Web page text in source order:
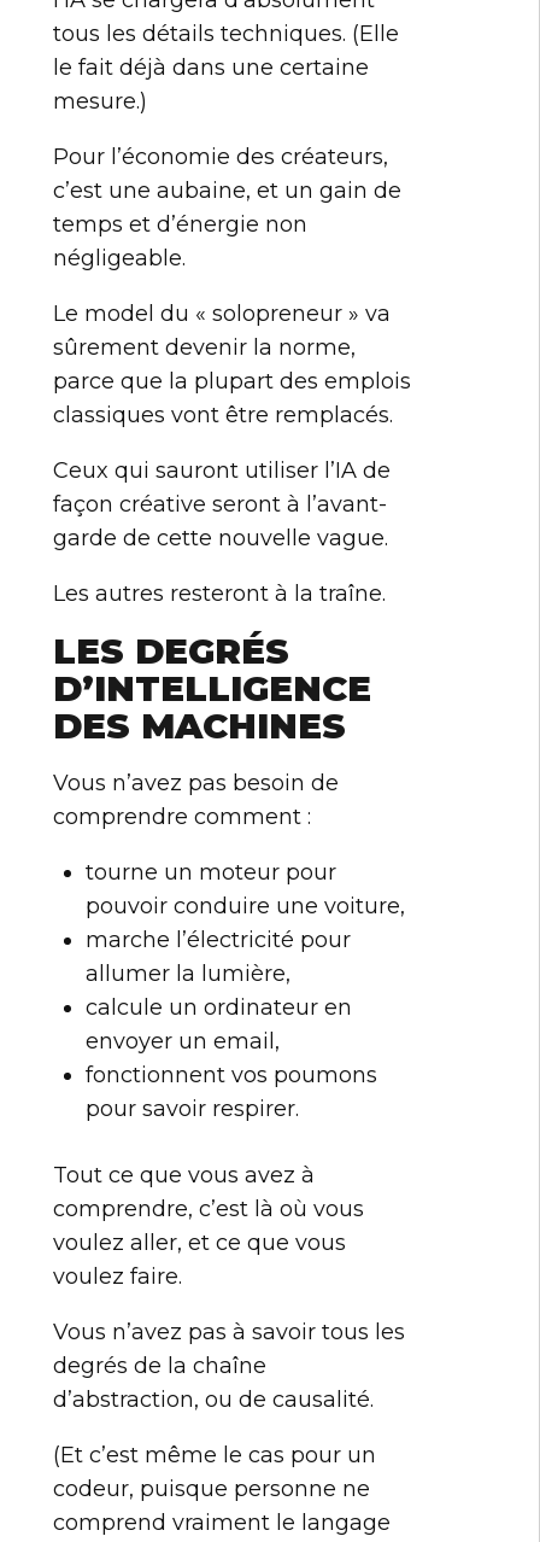
tous les détails techniques. (Elle
le fait déjà dans une certaine
mesure.)
Pour l’économie des créateurs,
c’est une aubaine, et un gain de
temps et d’énergie non
négligeable.
Le model du « solopreneur » va
sûrement devenir la norme,
parce que la plupart des emplois
classiques vont être remplacés.
Ceux qui sauront utiliser l’IA de
façon créative seront à l’avant-
garde de cette nouvelle vague.
Les autres resteront à la traîne.
LES DEGRÉS
D’INTELLIGENCE
DES MACHINES
Vous n’avez pas besoin de
comprendre comment :
tourne un moteur pour
pouvoir conduire une voiture,
marche l’électricité pour
allumer la lumière,
calcule un ordinateur en
envoyer un email,
fonctionnent vos poumons
pour savoir respirer.
Tout ce que vous avez à
comprendre, c’est là où vous
voulez aller, et ce que vous
voulez faire.
Vous n’avez pas à savoir tous les
degrés de la chaîne
d’abstraction, ou de causalité.
(Et c’est même le cas pour un
codeur, puisque personne ne
comprend vraiment le langage